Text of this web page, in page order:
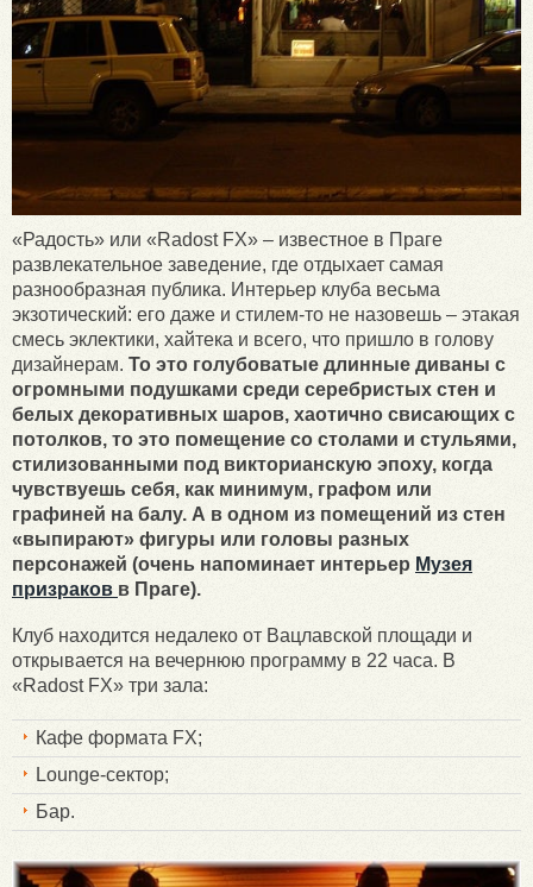
«Радость» или «Radost FX» – известное в Праге
развлекательное заведение, где отдыхает самая
разнообразная публика. Интерьер клуба весьма
экзотический: его даже и стилем-то не назовешь – этакая
смесь эклектики, хайтека и всего, что пришло в голову
дизайнерам. То это голубоватые длинные диваны с
огромными подушками среди серебристых стен и
белых декоративных шаров, хаотично свисающих с
потолков, то это помещение со столами и стульями,
стилизованными под викторианскую эпоху, когда
чувствуешь себя, как минимум, графом или
графиней на балу. А в одном из помещений из стен
«выпирают» фигуры или головы разных
персонажей (очень напоминает интерьер Музея
призраков в Праге).
Клуб находится недалеко от Вацлавской площади и
открывается на вечернюю программу в 22 часа. В
«Radost FX» три зала:
Кафе формата FX;
Lounge-сектор;
Бар.